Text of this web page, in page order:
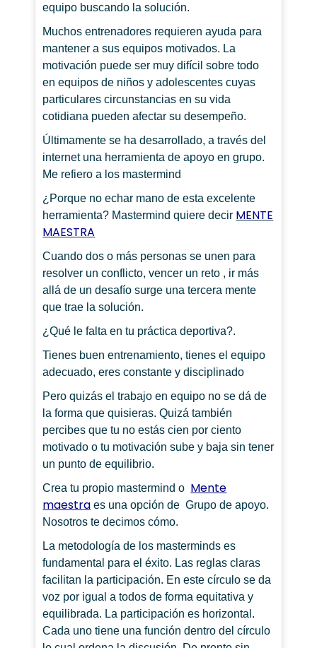
equipo buscando la solución.
Muchos entrenadores requieren ayuda para
mantener a sus equipos motivados. La
motivación puede ser muy difícil sobre todo
en equipos de niños y adolescentes cuyas
particulares circunstancias en su vida
cotidiana pueden afectar su desempeño.
Últimamente se ha desarrollado, a través del
internet una herramienta de apoyo en grupo.
Me refiero a los mastermind
¿Porque no echar mano de esta excelente
herramienta? Mastermind quiere decir MENTE
MAESTRA
Cuando dos o más personas se unen para
resolver un conflicto, vencer un reto , ir más
allá de un desafío surge una tercera mente
que trae la solución.
¿Qué le falta en tu práctica deportiva?.
Tienes buen entrenamiento, tienes el equipo
adecuado, eres constante y disciplinado
Pero quizás el trabajo en equipo no se dá de
la forma que quisieras. Quizá también
percibes que tu no estás cien por ciento
motivado o tu motivación sube y baja sin tener
un punto de equilibrio.
Crea tu propio mastermind o Mente
maestra es una opción de Grupo de apoyo.
Nosotros te decimos cómo.
La metodología de los masterminds es
fundamental para el éxito. Las reglas claras
facilitan la participación. En este círculo se da
voz por igual a todos de forma equitativa y
equilibrada. La participación es horizontal.
Cada uno tiene una función dentro del círculo